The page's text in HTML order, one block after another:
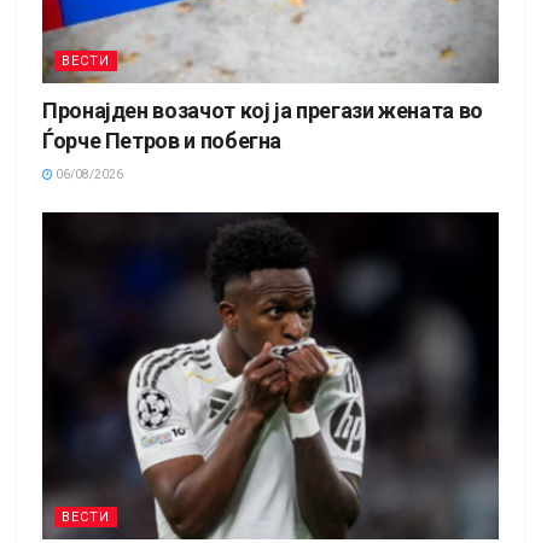
ВЕСТИ
Пронајден возачот кој ја прегази жената во
Ѓорче Петров и побегна
06/08/2026
ВЕСТИ